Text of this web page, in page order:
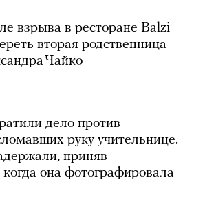
взрыва в ресторане Balzi
вторая родственница
Чайко
дело против
руку учительнице.
приняв
когда она фотографировала